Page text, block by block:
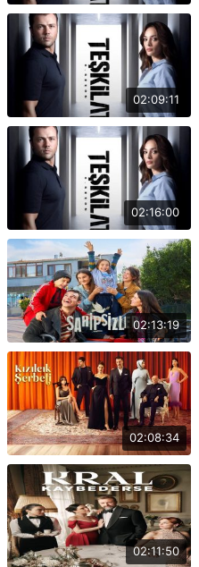
02:09:11
02:16:00
02:13:19
02:08:34
02:11:50